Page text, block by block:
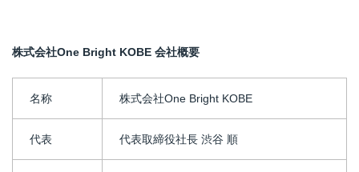
株式会社One Bright KOBE 会社概要
名称 株式会社One Bright KOBE
代表 代表取締役社長 渋谷 順